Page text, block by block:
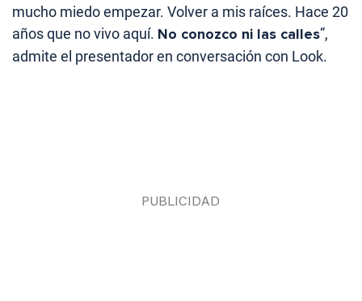
mucho miedo empezar. Volver a mis raíces. Hace 20
años que no vivo aquí. No conozco ni las calles”,
admite el presentador en conversación con Look.